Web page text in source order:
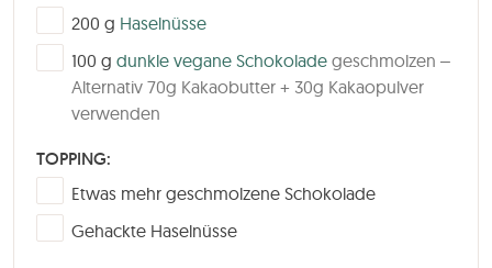
▢
200 g Haselnüsse
▢
100 g dunkle vegane Schokolade geschmolzen –
Alternativ 70g Kakaobutter + 30g Kakaopulver
verwenden
TOPPING:
▢
Etwas mehr geschmolzene Schokolade
▢
Gehackte Haselnüsse